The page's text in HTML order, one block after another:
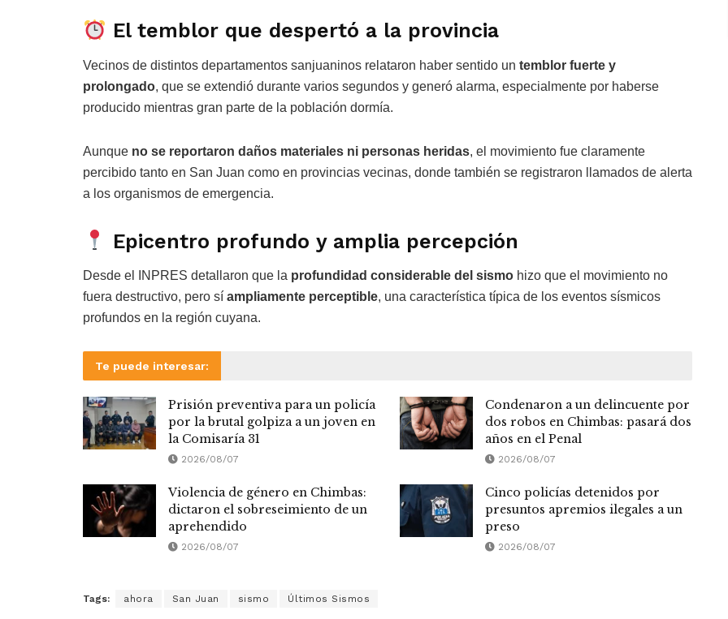
El temblor que despertó a la provincia
Vecinos de distintos departamentos sanjuaninos relataron haber sentido un temblor fuerte y
prolongado, que se extendió durante varios segundos y generó alarma, especialmente por haberse
producido mientras gran parte de la población dormía.
Aunque no se reportaron daños materiales ni personas heridas, el movimiento fue claramente
percibido tanto en San Juan como en provincias vecinas, donde también se registraron llamados de alerta
a los organismos de emergencia.
Epicentro profundo y amplia percepción
Desde el INPRES detallaron que la profundidad considerable del sismo hizo que el movimiento no
fuera destructivo, pero sí ampliamente perceptible, una característica típica de los eventos sísmicos
profundos en la región cuyana.
Te puede interesar:
Prisión preventiva para un policía
por la brutal golpiza a un joven en
la Comisaría 31
2026/08/07
Condenaron a un delincuente por
dos robos en Chimbas: pasará dos
años en el Penal
2026/08/07
Violencia de género en Chimbas:
dictaron el sobreseimiento de un
aprehendido
2026/08/07
Cinco policías detenidos por
presuntos apremios ilegales a un
preso
2026/08/07
Tags: ahora San Juan sismo Últimos Sismos